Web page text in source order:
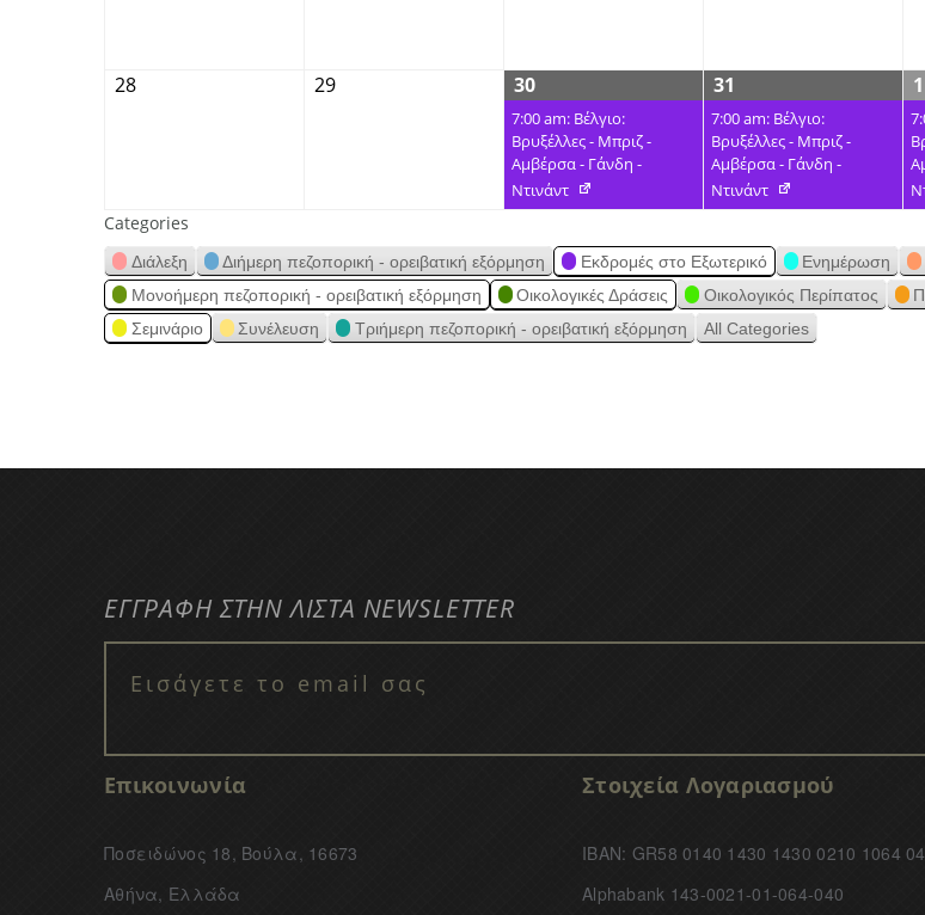
28 29 30
7:00 am: Βέλγιο:
Βρυξέλλες - Μπριζ -
Αμβέρσα - Γάνδη -
Ντινάντ
31
7:00 am: Βέλγιο:
Βρυξέλλες - Μπριζ -
Αμβέρσα - Γάνδη -
Ντινάντ
1
Categories
Διάλεξη Διήμερη πεζοπορική - ορειβατική εξόρμηση Εκδρομές στο Εξωτερικό Ενημέρωση
Μονοήμερη πεζοπορική - ορειβατική εξόρμηση
Οικολογικές Δράσεις Οικολογικός Περίπατος
Σεμινάριο
Συνέλευση Τριήμερη πεζοπορική - ορειβατική εξόρμηση All Categories
ΕΓΓΡΑΦΗ ΣΤΗΝ ΛΙΣΤΑ NEWSLETTER
Επικοινωνία
Ποσειδώνος 18, Βούλα, 16673
Αθήνα, Ελλάδα
Στοιχεία Λογαριασμού
IBAN: GR58 0140 1430 1430 0210 1064
Alphabank 143-0021-01-064-040